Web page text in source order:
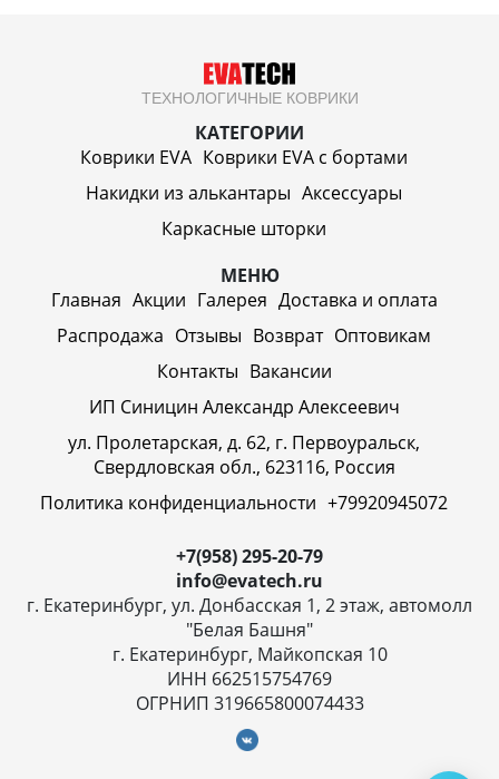
ТЕХНОЛОГИЧНЫЕ КОВРИКИ
КАТЕГОРИИ
Коврики EVA Коврики EVA c бортами
Накидки из алькантары Аксессуары
Каркасные шторки
МЕНЮ
Главная Акции Галерея Доставка и оплата
Распродажа Отзывы Возврат Оптовикам
Контакты Вакансии
ИП Синицин Александр Алексеевич
ул. Пролетарская, д. 62, г. Первоуральск,
Свердловская обл., 623116, Россия
Политика конфиденциальности +79920945072
+7(958) 295-20-79
info@evatech.ru
г. Екатеринбург, ул. Донбасская 1, 2 этаж, автомолл
"Белая Башня"
г. Екатеринбург, Майкопская 10
ИНН 662515754769
ОГРНИП 319665800074433